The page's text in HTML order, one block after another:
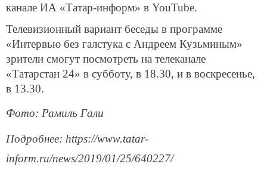
канале ИА «Татар-информ» в YouTube.
Телевизионный вариант беседы в программе
«Интервью без галстука с Андреем Кузьминым»
зрители смогут посмотреть на телеканале
«Татарстан 24» в субботу, в 18.30, и в воскресенье,
в 13.30.
Фото: Рамиль Гали
Подробнее: https://www.tatar-
inform.ru/news/2019/01/25/640227/